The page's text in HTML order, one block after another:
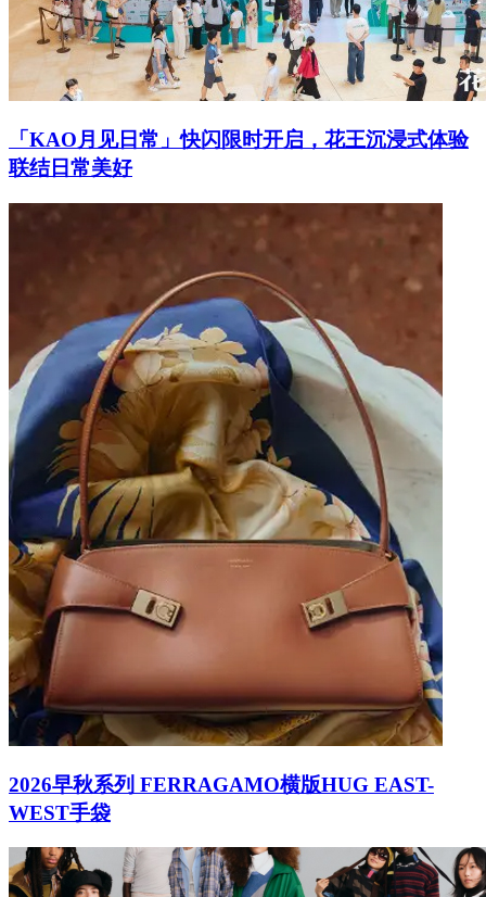
「KAO月见日常」快闪限时开启，花王沉浸式体验
联结日常美好
2026早秋系列 FERRAGAMO横版HUG EAST-
WEST手袋